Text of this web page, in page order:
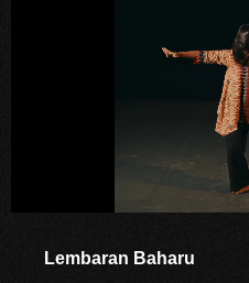
Lembaran Baharu